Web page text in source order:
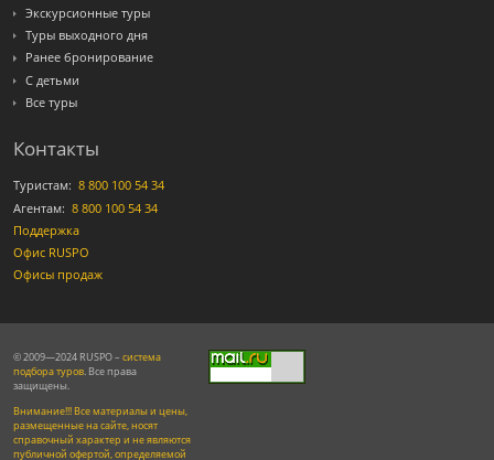
Экскурсионные туры
Туры выходного дня
Ранее бронирование
С детьми
Все туры
Контакты
Туристам: 8 800 100 54 34
Агентам: 8 800 100 54 34
Поддержка
Офис RUSPO
Офисы продаж
© 2009—2024 RUSPO – система
подбора туров. Все права
защищены.
Внимание!!! Все материалы и цены,
размещенные на сайте, носят
справочный характер и не являются
публичной офертой, определяемой